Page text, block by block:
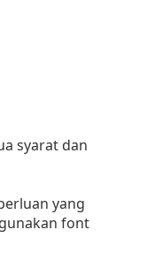
syarat dan
yang
font